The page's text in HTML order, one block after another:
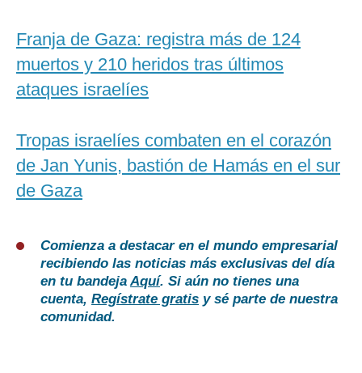
Franja de Gaza: registra más de 124
muertos y 210 heridos tras últimos
ataques israelíes
Tropas israelíes combaten en el corazón
de Jan Yunis, bastión de Hamás en el sur
de Gaza
Comienza a destacar en el mundo empresarial
recibiendo las noticias más exclusivas del día
en tu bandejaAquí. Si aún no tienes una
cuenta, Regístrate gratis y sé parte de nuestra
comunidad.